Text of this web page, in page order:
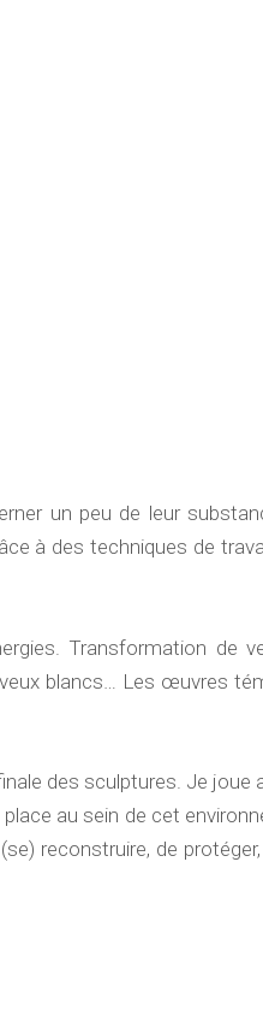
un peu de leur
à des techniques de
Transformation de
blancs… Les œuvres
des sculptures. Je
au sein de cet
reconstruire, de